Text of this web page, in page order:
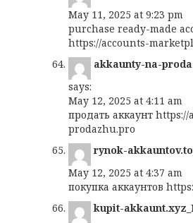
May 11, 2025 at 9:23 pm
purchase ready-made
https://accounts-
akkaunty-na-
says:
May 12, 2025 at 4:11 am
продать аккаунт https://
prodazhu.pro
rynok-
May 12, 2025 at 4:37 am
покупка аккаунтов
kupit-